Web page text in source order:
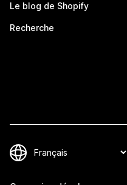
Le blog de Shopify
Recherche